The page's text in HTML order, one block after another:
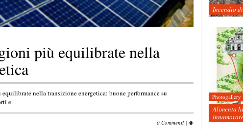
più equilibrate nella
nella transizione energetica: buone performance su
e.
0 Commenti |
Incendio
Photogallery
Alimenta